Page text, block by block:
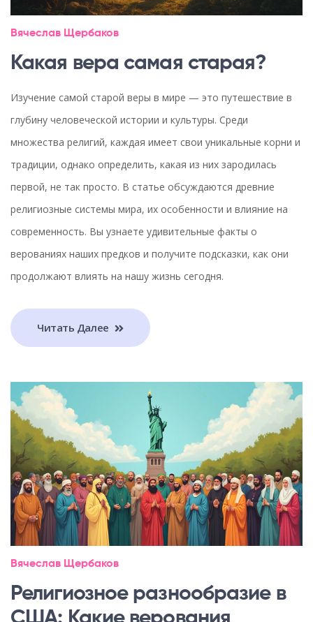
Вячеслав Щербаков
Какая вера самая старая?
Изучение самой старой веры в мире — это путешествие в
глубину человеческой истории и культуры. Среди
множества религий, каждая имеет свои уникальные корни и
традиции, однако определить, какая из них зародилась
первой, не так просто. В статье обсуждаются древние
религиозные системы мира, их особенности и влияние на
современность. Вы узнаете удивительные факты о
верованиях наших предков и получите подсказки, как они
продолжают влиять на нашу жизнь сегодня.
Читать Далее
Вячеслав Щербаков
Религиозное разнообразие в